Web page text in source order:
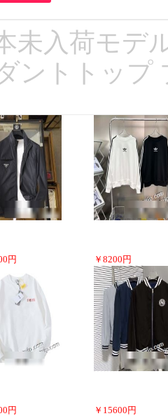
未入荷モデ
ントトップ
円 ￥ 8200 円
円 ￥ 15600 円